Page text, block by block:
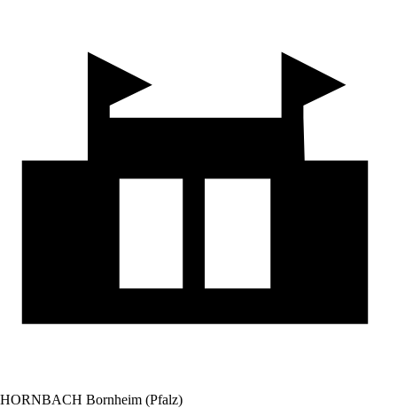
HORNBACH Bornheim (Pfalz)